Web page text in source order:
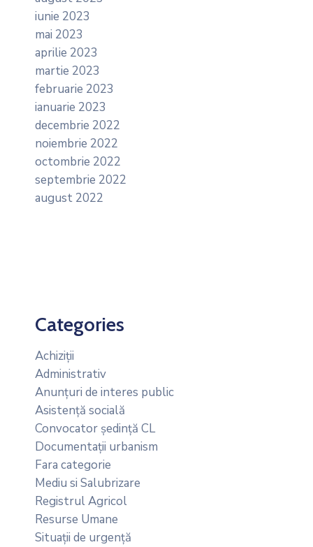
iunie 2023
mai 2023
aprilie 2023
martie 2023
februarie 2023
ianuarie 2023
decembrie 2022
noiembrie 2022
octombrie 2022
septembrie 2022
august 2022
Categories
Achiziții
Administrativ
Anunțuri de interes public
Asistență socială
Convocator ședință CL
Documentații urbanism
Fara categorie
Mediu si Salubrizare
Registrul Agricol
Resurse Umane
Situații de urgență